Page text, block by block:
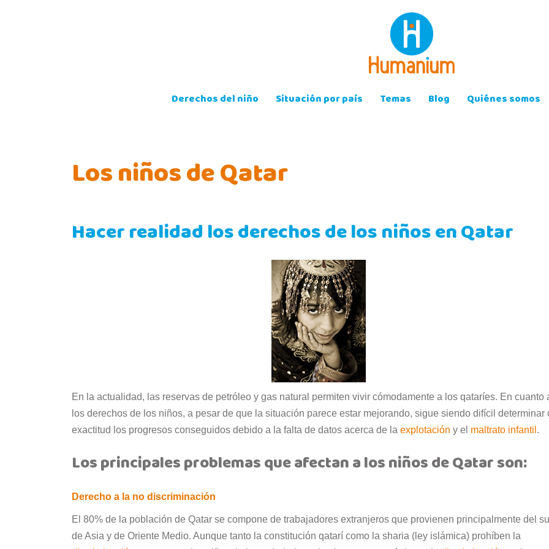
Derechos del niño Situación por país Temas Blog Quiénes somos
Los niños de Qatar
Hacer realidad los derechos de los niños en Qatar
En la actualidad, las reservas de petróleo y gas natural permiten vivir cómodamente a los qataríes. En cuanto
los derechos de los niños, a pesar de que la situación parece estar mejorando, sigue siendo difícil determinar
exactitud los progresos conseguidos debido a la falta de datos acerca de la explotación y el maltrato infantil .
Los principales problemas que afectan a los niños de Qatar son:
Derecho a la no discriminación
El 80% de la población de Qatar se compone de trabajadores extranjeros que provienen principalmente del
de Asia y de Oriente Medio. Aunque tanto la constitución qatarí como la sharia (ley islámica) prohíben la